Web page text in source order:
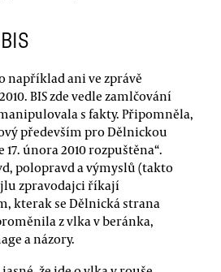
například ani ve zprávě
BIS zde vedle zamlčování
s fakty. Připomněla,
především pro Dělnickou
února 2010 rozpuštěna“.
polopravd a výmyslů (takto
zpravodajci říkají
kterak se Dělnická strana
z vlka v beránka,
a názory.